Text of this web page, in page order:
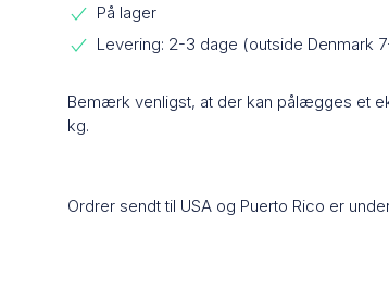
På lager
Levering: 2-3 dage (outside Denmark
Bemærk venligst, at der kan pålægges et
kg.
Ordrer sendt til USA og Puerto Rico er